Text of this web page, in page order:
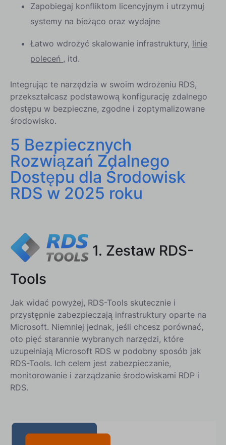
Zapobiegaj konfliktom licencyjnym i utrzymuj
systemy na bieżąco oraz wydajne
Łatwo wdrożyć skalowanie infrastruktury, linie
poleceń , itd.
Integrując te narzędzia w swoim wdrożeniu RDS,
przekształcasz podstawową konfigurację zdalnego
dostępu w bezpieczne, zgodne i zoptymalizowane
środowisko.
5 Bezpiecznych
Rozwiązań Zdalnego
Dostępu dla Środowisk
RDS w 2025 roku
1. Zestaw RDS-
Tools
Jak widać powyżej, RDS-Tools skutecznie i
przystępnie zabezpieczają infrastruktury oparte na
Microsoft. Niemniej jednak, jeśli chcesz porównać,
oto pięć starannie wybranych narzędzi, które
uzupełniają Microsoft RDS w podobny sposób jak
RDS-Tools. Ich celem jest zabezpieczanie,
monitorowanie i zarządzanie środowiskami RDP i
RDS.